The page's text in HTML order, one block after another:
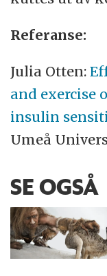
Referanse:
Julia Otten:
and exercise
insulin
Umeå
SE OGSÅ